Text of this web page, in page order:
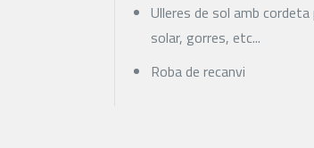
Ulleres de sol amb
solar, gorres, etc...
Roba de recanvi